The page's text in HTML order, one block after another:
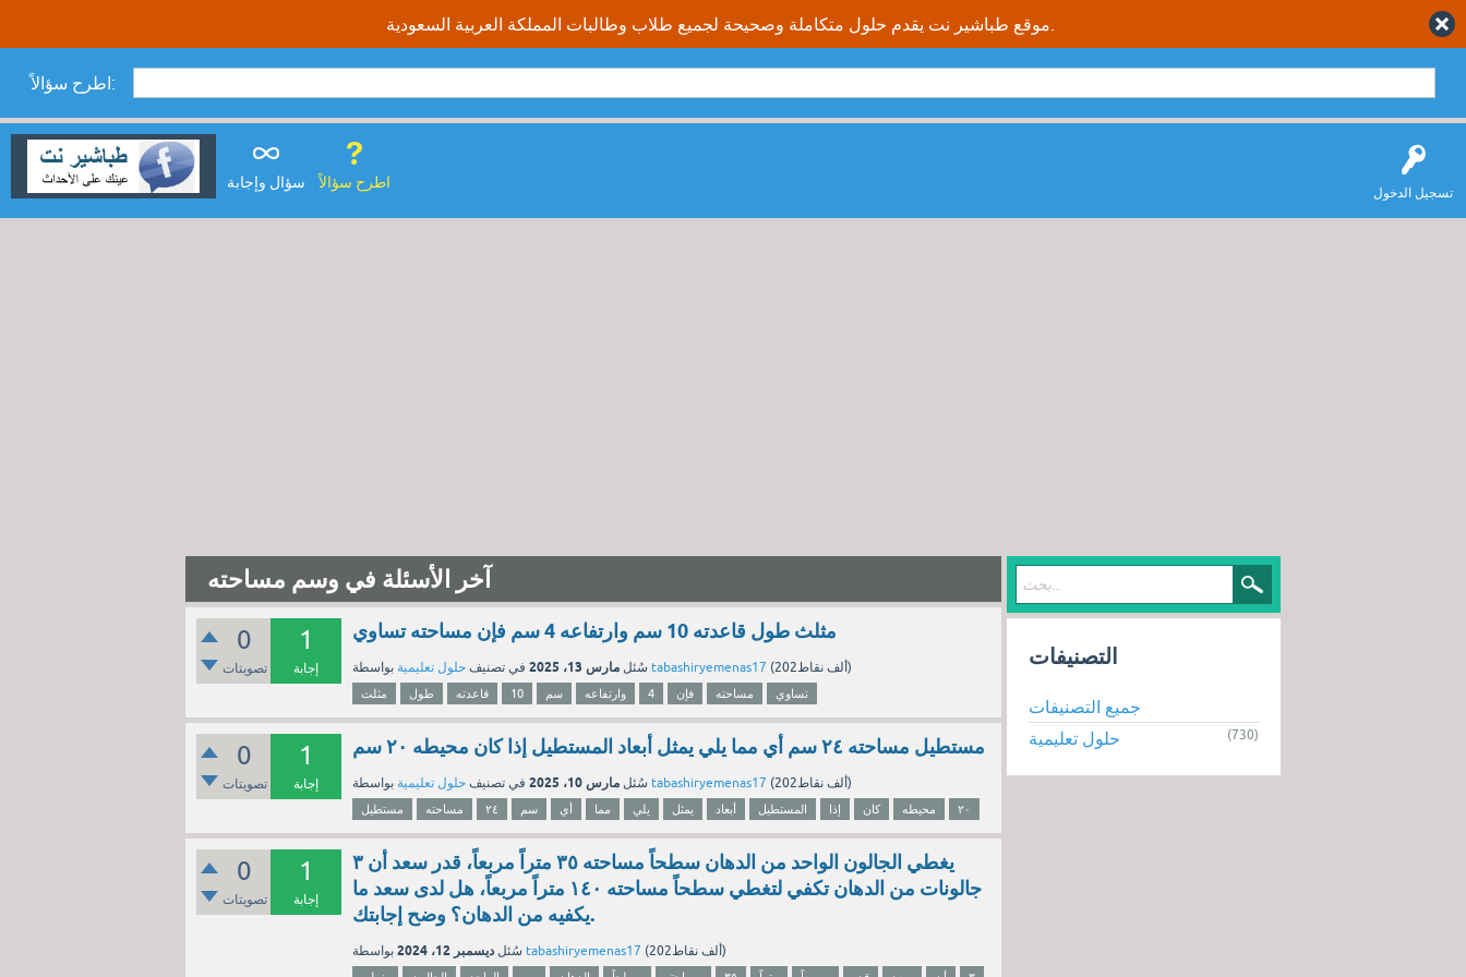
اطرح سؤالاً:
تسجيل الدخول
سؤال وإجابة اطرح سؤالاً
آخر الأسئلة في وسم مساحته
0
تصويتات
1
إجابة
مثلث طول قاعدته 10 سم وارتفاعه 4 سم فإن مساحته تساوي
سُئل مارس 13، 2025 في تصنيف حلول تعليمية tabashiryemenas17 ( 202ألف نقاط)
مثلث طول قاعدته 10 سم وارتفاعه 4 فإن مساحته تساوي
0
تصويتات
1
إجابة
مستطيل مساحته ٢٤ سم أي مما يلي يمثل أبعاد المستطيل إذا كان محيطه ٢٠ سم
سُئل مارس 10، 2025 في تصنيف حلول تعليمية tabashiryemenas17 ( 202ألف نقاط)
مستطيل مساحته ٢٤ سم أي مما يلي يمثل أبعاد المستطيل إذا كان محيطه ٢٠
0
تصويتات
1
إجابة
يغطي الجالون الواحد من الدهان سطحاً مساحته ٣٥ متراً مربعاً، قدر سعد أن ٣
جالونات من الدهان تكفي لتغطي سطحاً مساحته ١٤٠ متراً مربعاً، هل لدى سعد ما
يكفيه من الدهان؟ وضح إجابتك.
سُئل ديسمبر 12، 2024 tabashiryemenas17 ( 202ألف نقاط)
التصنيفات
جميع التصنيفات
حلول تعليمية
(730)